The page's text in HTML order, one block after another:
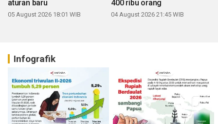
aturan baru
05 August 2026 18:01 WIB
400 ribu orang
04 August 2026 21:45 WIB
Infografik